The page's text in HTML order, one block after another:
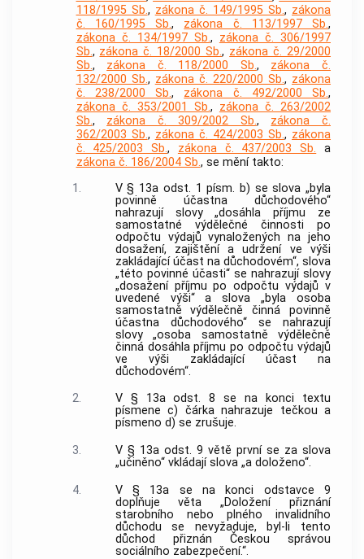
118/1995 Sb., zákona č. 149/1995 Sb., zákona
č. 160/1995 Sb., zákona č. 113/1997 Sb.,
zákona č. 134/1997 Sb., zákona č. 306/1997
Sb., zákona č. 18/2000 Sb., zákona č. 29/2000
Sb., zákona č. 118/2000 Sb., zákona č.
132/2000 Sb., zákona č. 220/2000 Sb., zákona
č. 238/2000 Sb., zákona č. 492/2000 Sb.,
zákona č. 353/2001 Sb., zákona č. 263/2002
Sb., zákona č. 309/2002 Sb., zákona č.
362/2003 Sb., zákona č. 424/2003 Sb., zákona
č. 425/2003 Sb., zákona č. 437/2003 Sb. a
zákona č. 186/2004 Sb., se mění takto:
1.
V § 13a odst. 1 písm. b) se slova „byla
povinně účastna důchodového“
nahrazují slovy „dosáhla příjmu ze
samostatné výdělečné činnosti po
odpočtu výdajů vynaložených na jeho
dosažení, zajištění a udržení ve výši
zakládající účast na důchodovém“, slova
„této povinné účasti“ se nahrazují slovy
„dosažení příjmu po odpočtu výdajů v
uvedené výši“ a slova „byla osoba
samostatně výdělečně činná povinně
účastna důchodového“ se nahrazují
slovy „osoba samostatně výdělečně
činná dosáhla příjmu po odpočtu výdajů
ve výši zakládající účast na
důchodovém“.
2.
V § 13a odst. 8 se na konci textu
písmene c) čárka nahrazuje tečkou a
písmeno d) se zrušuje.
3.
V § 13a odst. 9 větě první se za slova
„učiněno“ vkládají slova „a doloženo“.
4.
V § 13a se na konci odstavce 9
doplňuje věta „Doložení přiznání
starobního nebo plného invalidního
důchodu se nevyžaduje, byl-li tento
důchod přiznán Českou správou
sociálního zabezpečení.“.